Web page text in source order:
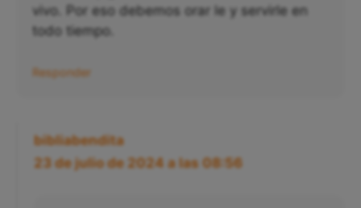
vivo. Por eso debemos orar le y servirle en
todo tiempo.
Responder
bibliabendita
23 de julio de 2024 a las 08:56